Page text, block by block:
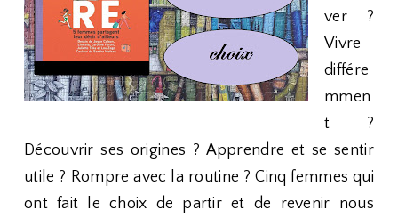
ver ?
Vivre
différe
mmen
t ?
Découvrir ses origines ? Apprendre et se sentir
utile ? Rompre avec la routine ? Cinq femmes qui
ont fait le choix de partir et de revenir nous